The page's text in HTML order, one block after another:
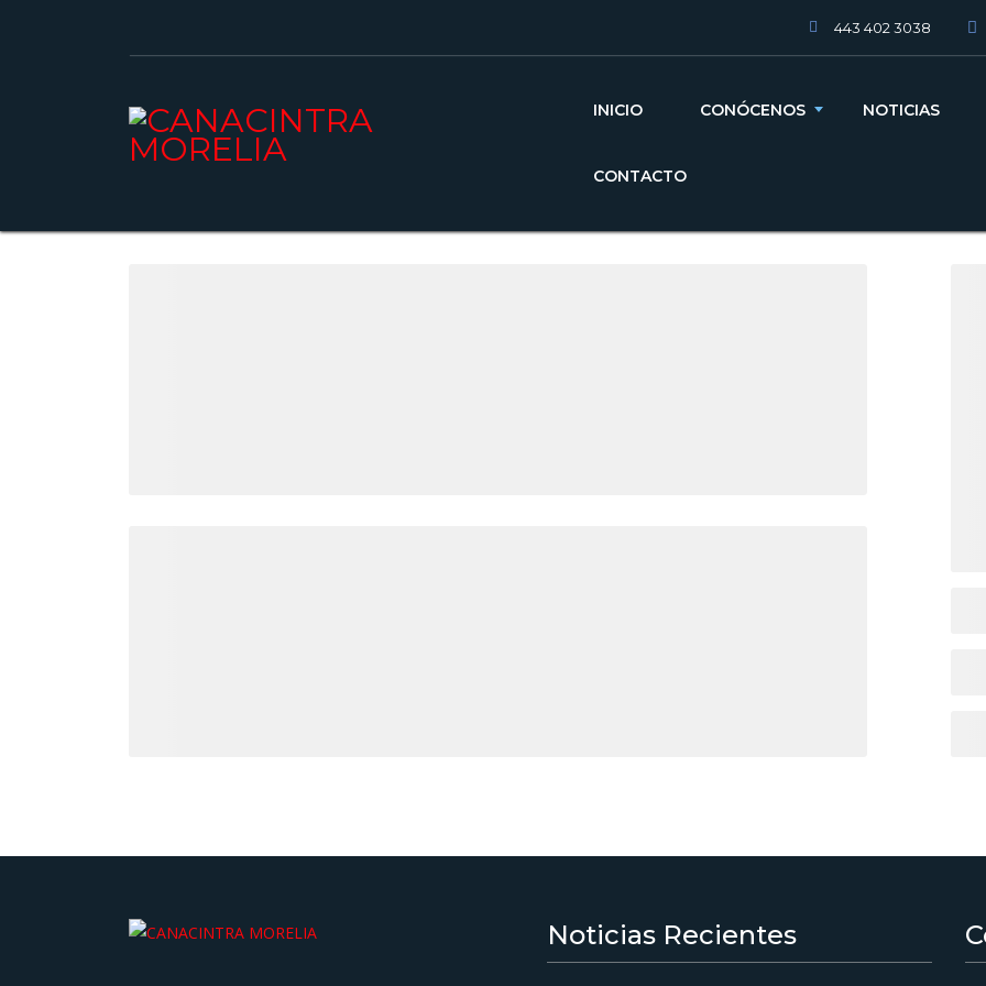
443 402 3038
INICIO CONÓCENOS NOTICIAS
CONTACTO
Noticias Recientes